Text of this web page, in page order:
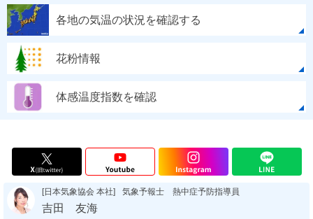
各地の気温の状況を確認する
花粉情報
体感温度指数を確認
[日本気象協会 本社] 気象予報士 熱中症予防指導員
吉田 友海